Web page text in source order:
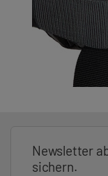
Newsletter
sichern.